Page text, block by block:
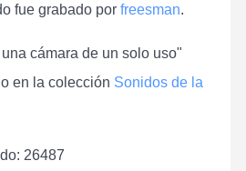
fue grabado por freesman.
cámara de un solo uso"
en la colección Sonidos de la
26487